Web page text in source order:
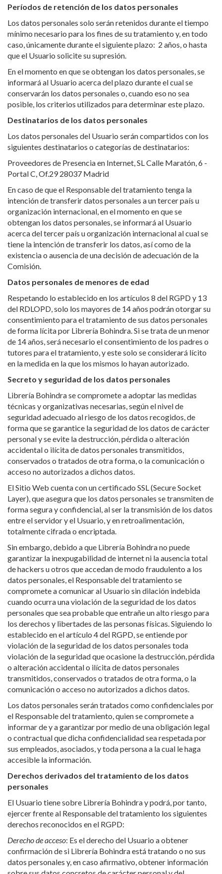
Períodos de retención de los datos personales
Los datos personales solo serán retenidos durante el tiempo
mínimo necesario para los fines de su tratamiento y, en todo
caso, únicamente durante el siguiente plazo: 2 años, o hasta
que el Usuario solicite su supresión.
En el momento en que se obtengan los datos personales, se
informará al Usuario acerca del plazo durante el cual se
conservarán los datos personales o, cuando eso no sea
posible, los criterios utilizados para determinar este plazo.
Destinatarios de los datos personales
Los datos personales del Usuario serán compartidos con los
siguientes destinatarios o categorías de destinatarios:
Proveedores de Presencia en Internet, SL Calle Maratón, 6 -
Portal C, Of.29 28037 Madrid
En caso de que el Responsable del tratamiento tenga la
intención de transferir datos personales a un tercer país u
organización internacional, en el momento en que se
obtengan los datos personales, se informará al Usuario
acerca del tercer país u organización internacional al cual se
tiene la intención de transferir los datos, así como de la
existencia o ausencia de una decisión de adecuación de la
Comisión.
Datos personales de menores de edad
Respetando lo establecido en los artículos 8 del RGPD y 13
del RDLOPD, solo los mayores de 14 años podrán otorgar su
consentimiento para el tratamiento de sus datos personales
de forma lícita por Librería Bohindra. Si se trata de un menor
de 14 años, será necesario el consentimiento de los padres o
tutores para el tratamiento, y este solo se considerará lícito
en la medida en la que los mismos lo hayan autorizado.
Secreto y seguridad de los datos personales
Librería Bohindra se compromete a adoptar las medidas
técnicas y organizativas necesarias, según el nivel de
seguridad adecuado al riesgo de los datos recogidos, de
forma que se garantice la seguridad de los datos de carácter
personal y se evite la destrucción, pérdida o alteración
accidental o ilícita de datos personales transmitidos,
conservados o tratados de otra forma, o la comunicación o
acceso no autorizados a dichos datos.
El Sitio Web cuenta con un certificado SSL (Secure Socket
Layer), que asegura que los datos personales se transmiten de
forma segura y confidencial, al ser la transmisión de los datos
entre el servidor y el Usuario, y en retroalimentación,
totalmente cifrada o encriptada.
Sin embargo, debido a que Librería Bohindra no puede
garantizar la inexpugabilidad de internet ni la ausencia total
de hackers u otros que accedan de modo fraudulento a los
datos personales, el Responsable del tratamiento se
compromete a comunicar al Usuario sin dilación indebida
cuando ocurra una violación de la seguridad de los datos
personales que sea probable que entrañe un alto riesgo para
los derechos y libertades de las personas físicas. Siguiendo lo
establecido en el artículo 4 del RGPD, se entiende por
violación de la seguridad de los datos personales toda
violación de la seguridad que ocasione la destrucción, pérdida
o alteración accidental o ilícita de datos personales
transmitidos, conservados o tratados de otra forma, o la
comunicación o acceso no autorizados a dichos datos.
Los datos personales serán tratados como confidenciales por
el Responsable del tratamiento, quien se compromete a
informar de y a garantizar por medio de una obligación legal
o contractual que dicha confidencialidad sea respetada por
sus empleados, asociados, y toda persona a la cual le haga
accesible la información.
Derechos derivados del tratamiento de los datos
personales
El Usuario tiene sobre Librería Bohindra y podrá, por tanto,
ejercer frente al Responsable del tratamiento los siguientes
derechos reconocidos en el RGPD:
Derecho de acceso
: Es el derecho del Usuario a obtener
confirmación de si Librería Bohindra está tratando o no sus
datos personales y, en caso afirmativo, obtener información
sobre sus datos concretos de carácter personal y del